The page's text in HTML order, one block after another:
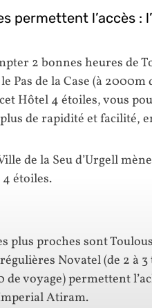
permettent l’accès :
2 bonnes heures de
Pas de la Case (à
Hôtel 4 étoiles, vous
de rapidité et facilité,
de la Seu d’Urgell
étoiles.
plus proches sont
Novatel (de 2 à
voyage) permettent
Atiram.